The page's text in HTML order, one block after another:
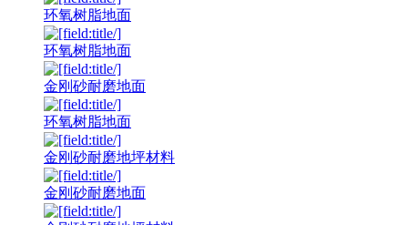
环氧树脂地面
环氧树脂地面
金刚砂耐磨地面
环氧树脂地面
金刚砂耐磨地坪材料
金刚砂耐磨地面